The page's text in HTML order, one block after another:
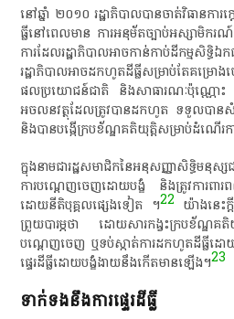
នៅ​ឆ្នាំ​ ២០១០​ រដ្ឋាភិបាល​បាន​ចាត់វិធានការ​ក្
ធ្លី​នៅ​ពេល​មាន​ ការ​អនុម័ត​ច្បាប់​អស្សាមិក​
ការ​ដែល​រដ្ឋាភិបាល​អាច​កាន់កាប់​ដី​កម្
រដ្ឋាភិបាល​អាច​ដកហូត​ដីធ្លី​សម្រាប់​តែ​គម្រោង​ហេ
ផលប្រយោជន៍​ជាតិ​ និង​សាធារណៈ​ប៉ុណ្ណោ
អចលនវត្ថុ​ដែល​ត្រូវ​បាន​ដកហូត​ ទទួល​បា
និង​បា​នប​ង្កើ​ក្របខ័ណ្ឌគតិយុត្តិ​សម្រាប់​ដំណើរ
ក្នុង​នាម​ជា​រដ្ឋ​សមាជិក​នៃ​អនុសញ្ញា​សិទ្ធិ​មនុស្ស​
ការ​បណ្តេញចេញ​ដោយ​បង្ខំ​ និង​ត្រូវ​ការពារ​
ដោយ​នីតិបុគ្គល​ផ្សេង​ទៀត​ ។22 យ៉ាងនេះ​
ព្រួយបារម្ភ​ថា​ ដោយសារ​កង្វះ​ក្របខ័ណ្ឌគតិ
បណ្តេញចេញ​ ឬ​ទប់ស្កាត់​ការ​ដកហូត​ដីធ្លី​ដ
ផ្ទេរ​ដីធ្លី​ដោយ​បង្ខំ​ងាយ​នឹង​កើត​មាន​ឡើង​។23
ទាក់ទងនឹងការផ្ទេរដីធ្លី